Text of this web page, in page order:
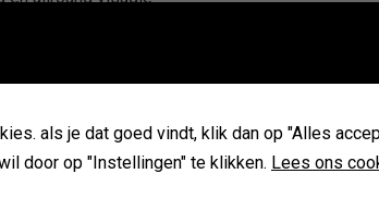
Netherlands
als je dat goed vindt, klik dan op "Alles
door op "Instellingen" te klikken. Lees ons